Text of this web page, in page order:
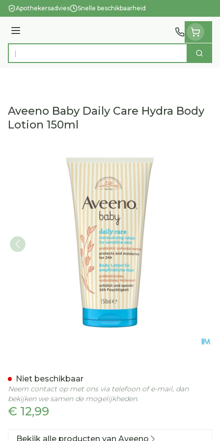
Ga naar de inhoud
Apothekersadvies Snelle beschikbaarheid
Menu
Product, merk, categorie... Zoek
Aveeno Baby Daily Care Hydra Body
Lotion 150ml
€ 12,99
Niet beschikbaar
Neem contact op met ons via telefoon of e-mail, dan
bekijken we samen de mogelijkheden.
Bekijk alle producten van Aveeno